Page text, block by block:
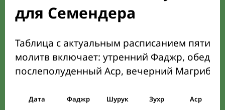
для Семендера
Таблица с актуальным расписанием пяти
молитв включает: утренний Фаджр,
послеполуденный Аср, вечерний Магриб
Дата Фаджр Шурук Зухр Аср